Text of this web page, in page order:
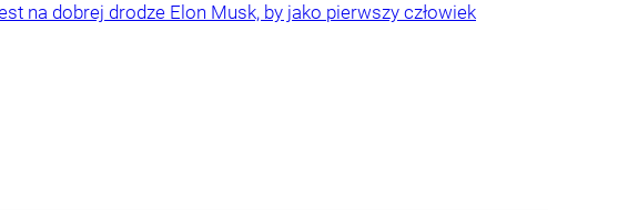
na dobrej drodze Elon Musk, by jako pierwszy człowiek